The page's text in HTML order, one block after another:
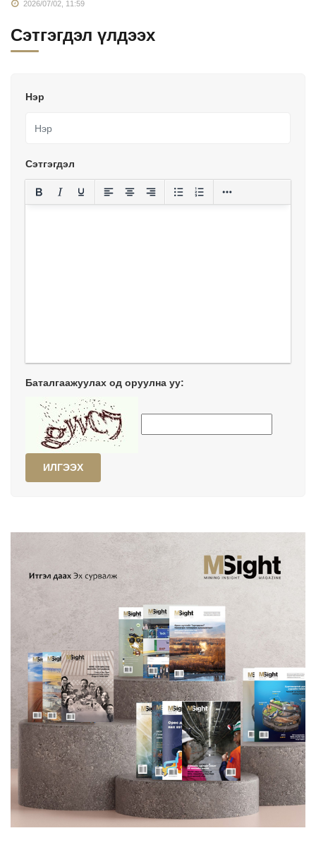
2026/07/02, 11:59
Сэтгэгдэл үлдээх
Нэр
Сэтгэгдэл
Баталгаажуулах од оруулна уу:
ИЛГЭЭХ